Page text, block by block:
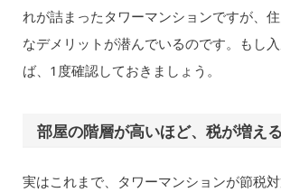
れが詰まったタワーマンションですが、
なデメリットが潜んでいるのです。もし
ば、1度確認しておきましょう。
部屋の階層が高いほど、税が増え
実はこれまで、タワーマンションが節税